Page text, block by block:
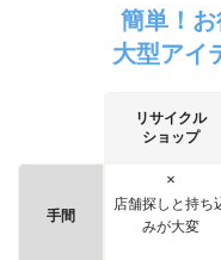
簡単！
大型アイ
リサイクル
ショップ
手間
×
店舗探しと持ち
みが大変